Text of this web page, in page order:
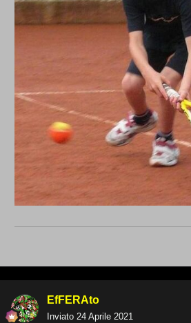
EfFERAto
Inviato 24 Aprile 2021